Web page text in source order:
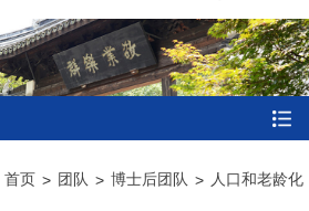
首页 > 团队 > 博士后团队 > 人口和老龄化